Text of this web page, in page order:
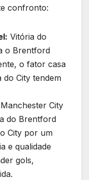
confronto:
Vitória do
o Brentford
o fator casa
do City tendem
Manchester City
do Brentford
City por um
e qualidade
gols,